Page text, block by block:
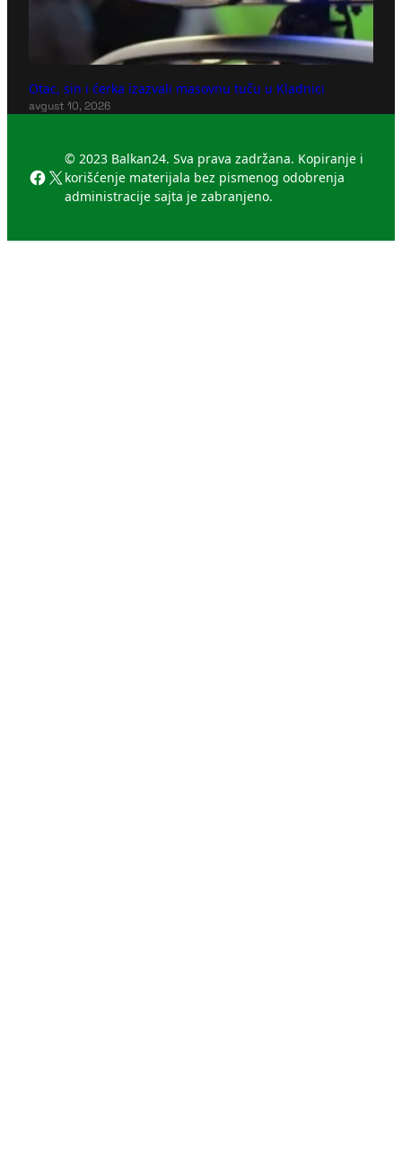
Otac, sin i ćerka izazvali masovnu tuču u Kladnici
avgust 10, 2026
Facebook
X
© 2023 Balkan24. Sva prava zadržana. Kopiranje i
korišćenje materijala bez pismenog odobrenja
administracije sajta je zabranjeno.